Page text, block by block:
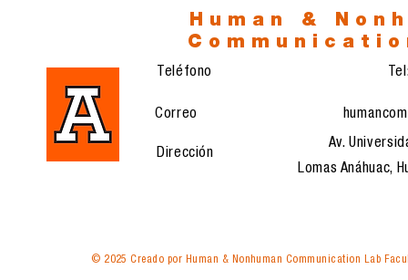
Human &
Teléfono
Av.
Lomas Anáhuac,
Correo
Dirección
© 2025 Creado por Human & Nonhuman Communication Lab